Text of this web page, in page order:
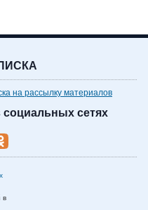
на рассылку материалов
сетях
в